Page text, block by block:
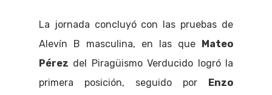
La jornada concluyó con las pruebas de
Alevín B masculina, en las que Mateo
Pérez del Piragüismo Verducido logró la
primera posición, seguido por Enzo